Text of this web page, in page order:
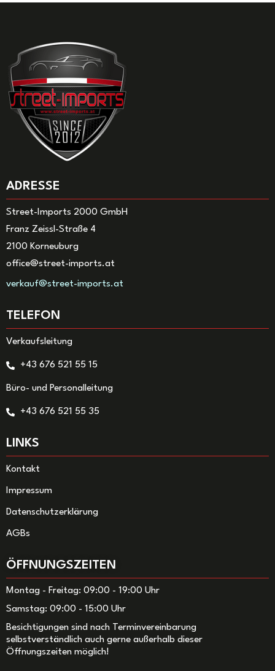
ADRESSE
Street-Imports 2000 GmbH
Franz Zeissl-Straße 4
2100 Korneuburg
office@street-imports.at
verkauf@street-imports.at
TELEFON
Verkaufsleitung
+43 676 521 55 15
Büro- und Personalleitung
+43 676 521 55 35
LINKS
Kontakt
Impressum
Datenschutzerklärung
AGBs
ÖFFNUNGSZEITEN
Montag - Freitag: 09:00 - 19:00 Uhr
Samstag: 09:00 - 15:00 Uhr
Besichtigungen sind nach Terminvereinbarung
selbstverständlich auch gerne außerhalb dieser
Öffnungszeiten möglich!